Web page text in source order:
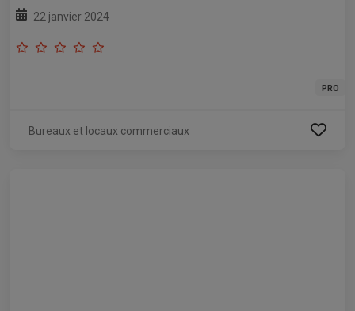
22 janvier 2024
PRO
Bureaux et locaux commerciaux